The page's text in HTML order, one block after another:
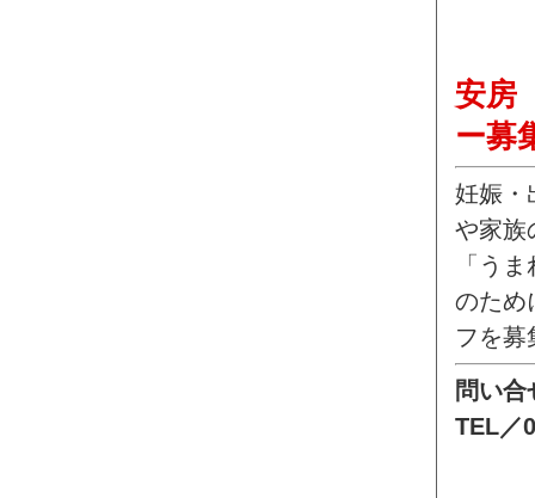
安房
ー募
妊娠・
や家族
「う
のため
フを募
問い合
TEL／